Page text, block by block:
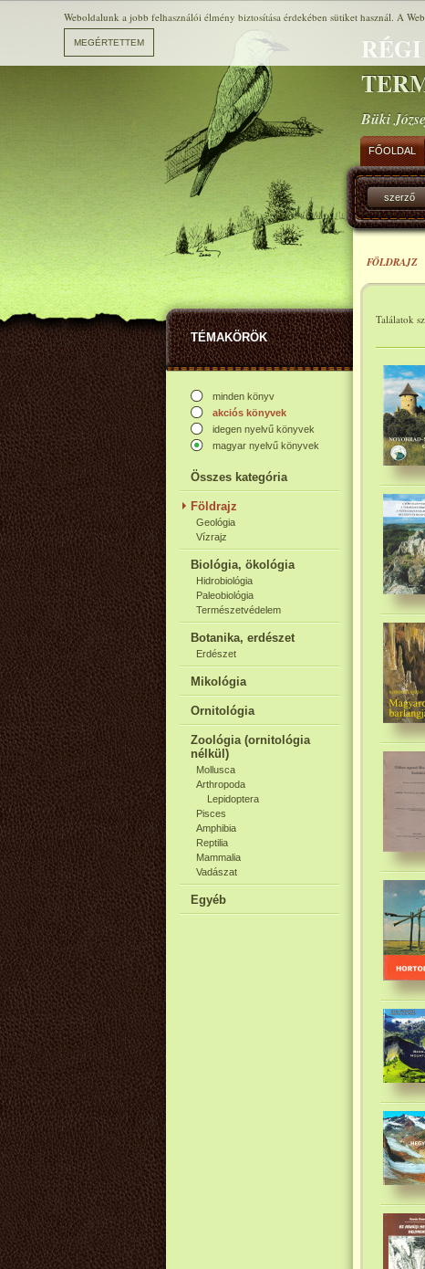
Büki
TÉMAKÖRÖK
minden könyv
akciós könyvek
idegen nyelvű könyvek
magyar nyelvű könyvek
Összes kategória
Földrajz
Geológia
Vízrajz
Biológia, ökológia
Hidrobiológia
Paleobiológia
Természetvédelem
Botanika, erdészet
Erdészet
Mikológia
Ornitológia
Zoológia (ornitológia
nélkül)
Mollusca
Arthropoda
Lepidoptera
Pisces
Amphibia
Reptilia
Mammalia
Vadászat
Egyéb
FŐOLDAL
szerző
FÖLDRAJZ
Találatok
Weboldalunk a jobb felhasználói élmény biztosítása érdekében sütiket használ. A